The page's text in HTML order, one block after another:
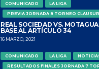
COMUNICADO
LA LIGA
PREVIA JORNADA 8 TORNEO
REAL SOCIEDAD VS.
BASE AL ARTÍCULO 34
16 MARZO, 2021
COMUNICADO LA LIGA
RESULTADOS FINALES JORNADA 7